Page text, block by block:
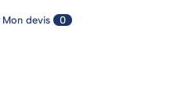
devis 0